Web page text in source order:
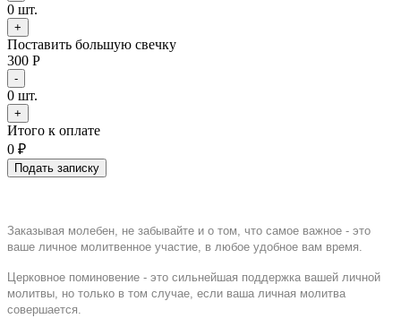
0 шт.
+
Поставить большую свечку
300 Р
-
0 шт.
+
Итого к оплате
0 ₽
Подать записку
Заказывая молебен, не забывайте и о том, что самое важное - это
ваше личное молитвенное участие, в любое удобное вам время.
Церковное поминовение - это сильнейшая поддержка вашей личной
молитвы, но только в том случае, если ваша личная молитва
совершается.